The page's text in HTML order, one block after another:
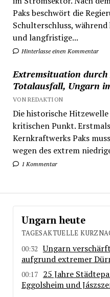
Paks beschwört die
Schulterschluss,
und langfristige...
Hinterlasse einen Kommentar
Extremsituation durch
Totalausfall, Ungarn
VON REDAKTION
Die historische
kritischen Punkt.
Kernkraftwerks Paks
wegen des extrem
1 Kommentar
Ungarn heute
TAGESAKTUELLE
00:32
Ungarn
aufgrund extremer
00:17
25 Jahre
Eggolsheim und